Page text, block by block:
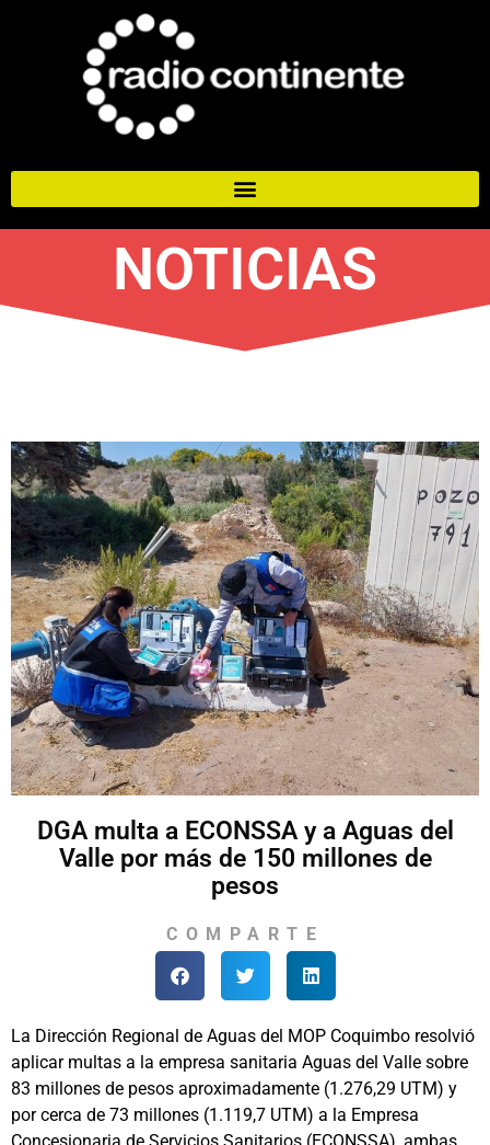
NOTICIAS
DGA multa a ECONSSA y a Aguas del
Valle por más de 150 millones de
pesos
COMPARTE
La Dirección Regional de Aguas del MOP Coquimbo resolvió
aplicar multas a la empresa sanitaria Aguas del Valle sobre
83 millones de pesos aproximadamente (1.276,29 UTM) y
por cerca de 73 millones (1.119,7 UTM) a la Empresa